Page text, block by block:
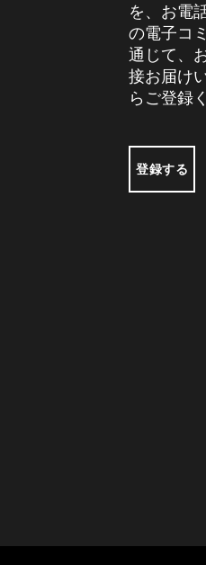
を、お電
の電子コ
通じて、
接お届け
らご登録
登録する